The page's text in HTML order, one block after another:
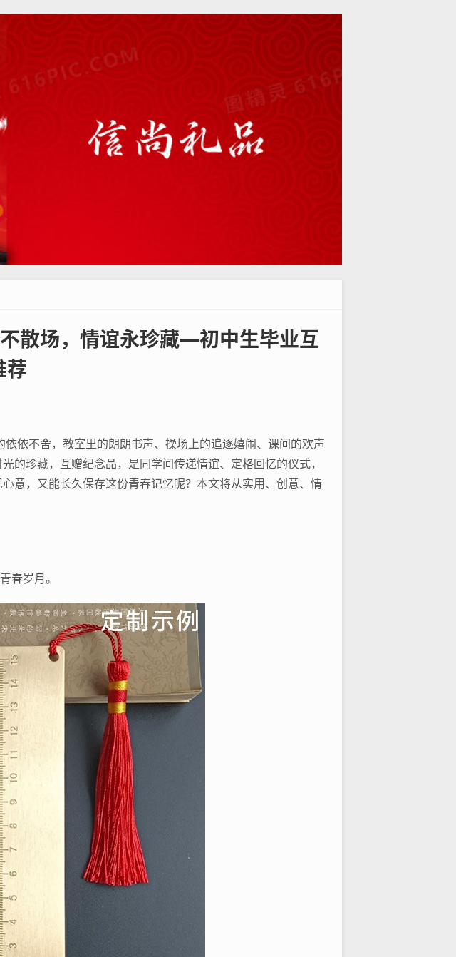
散场，情谊永珍藏—初中生毕业互
荐
依不舍，教室里的朗朗书声、操场上的追逐嬉闹、课间的欢声
的珍藏，互赠纪念品，是同学间传递情谊、定格回忆的仪式，
意，又能长久保存这份青春记忆呢？本文将从实用、创意、情
春岁月。